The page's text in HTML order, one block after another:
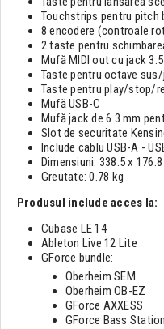
Touchstrips pentru pitch
8 encodere (controale
2 taste pentru
Mufă MIDI out cu jack
Taste pentru octave
Taste pentru play/stop/
Mufă USB-C
Mufă jack de 6.3 mm
Slot de securitate
Include cablu USB-A -
Dimensiuni: 338.5 x
Greutate: 0.78 kg
Produsul include acces la:
Cubase LE 14
Ableton Live 12 Lite
GForce bundle:
Oberheim SEM
Oberheim OB-EZ
GForce AXXESS
GForce Bass Station